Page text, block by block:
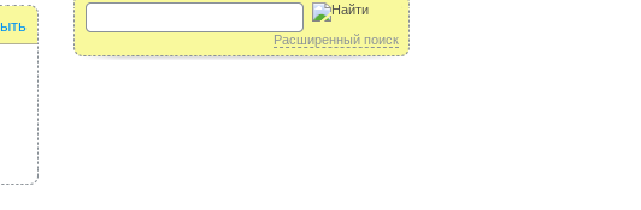
Расширенный поиск